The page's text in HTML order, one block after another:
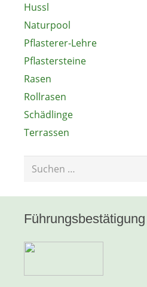
Hussl
Naturpool
Pflasterer-Lehre
Pflastersteine
Rasen
Rollrasen
Schädlinge
Terrassen
Suchen
Führungsbestätigung